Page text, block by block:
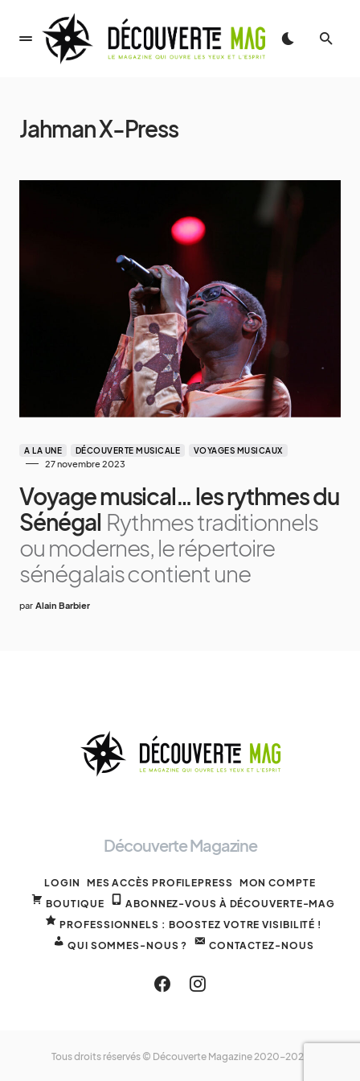
Jahman X-Press
A LA UNE DÉCOUVERTE MUSICALE VOYAGES MUSICAUX
27 novembre 2023
Voyage musical… les rythmes du
Sénégal Rythmes traditionnels
ou modernes, le répertoire
sénégalais contient une
par Alain Barbier
Découverte Magazine
LOGIN MES ACCÈS PROFILEPRESS MON COMPTE
BOUTIQUE
ABONNEZ-VOUS À DÉCOUVERTE-MAG
PROFESSIONNELS : BOOSTEZ VOTRE VISIBILITÉ !
QUI SOMMES-NOUS ?
CONTACTEZ-NOUS
Tous droits réservés © Découverte Magazine 2020-2025